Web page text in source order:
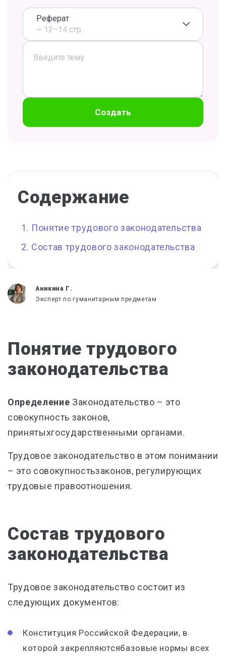
Реферат
~ 12–14 стр.
Создать
Содержание
Понятие трудового законодательства
Состав трудового законодательства
Аникина Г.
Эксперт по гуманитарным предметам
Понятие трудового
законодательства
Определение Законодательство – это
совокупность законов,
принятыхгосударственными органами.
Трудовое законодательство в этом понимании
– это совокупностьзаконов, регулирующих
трудовые правоотношения.
Состав трудового
законодательства
Трудовое законодательство состоит из
следующих документов:
Конституция Российской Федерации, в
которой закрепляютсябазовые нормы всех